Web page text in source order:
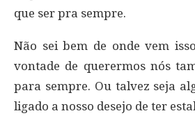
que ser pra sempre.
Não sei bem de onde vem
vontade de querermos nós
para sempre. Ou talvez seja
ligado a nosso desejo de ter